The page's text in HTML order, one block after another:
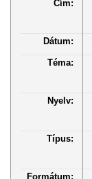
Cím:
Dátum:
Téma:
Nyelv:
Típus:
Formátum: